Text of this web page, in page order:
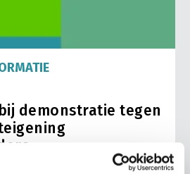
demonstratie tegen
en LTO Nederland roepen hun